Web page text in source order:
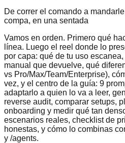
De correr el comando a
compa, en una sentada
Vamos en orden. Primero qué
línea. Luego el reel donde lo
por capa: qué de tu uso
manual que devuelve, qué
vs Pro/Max/Team/Enterprise),
vez, y el centro de la guía: 9
adaptarlo a quien lo va a leer,
reverse audit, comparar setups,
onboarding y medir qué tan
escenarios reales, checklist de
honestas, y cómo lo combinas
y /agents.